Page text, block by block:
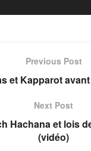
Previous Post
et Kapparot
Next Post
Hachana et lois
(vidéo)